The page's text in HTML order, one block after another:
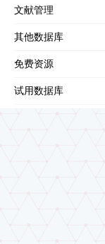
文献管理
其他数据库
免费资源
试用数据库